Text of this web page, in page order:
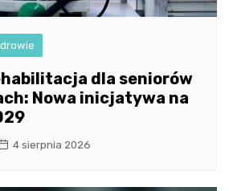
dla seniorów
Nowa inicjatywa na
4 sierpnia 2026